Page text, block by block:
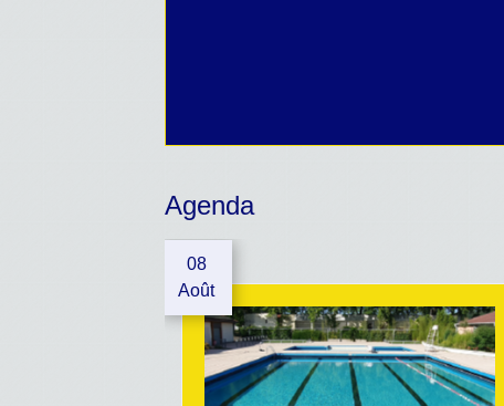
Agenda
08
Août